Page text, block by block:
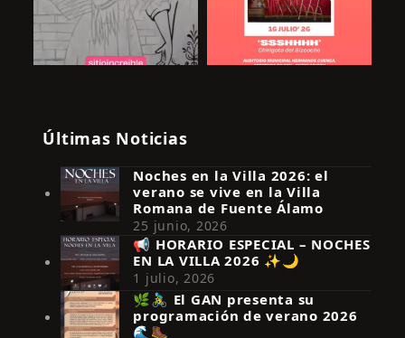
Síguenos en Instagram
Últimas Noticias
Noches en la Villa 2026: el
verano se vive en la Villa
Romana de Fuente Álamo
25 junio, 2026
📢 HORARIO ESPECIAL – NOCHES
EN LA VILLA 2026 ✨🌙
1 julio, 2026
🌿🚴‍♂️ El GAN presenta su
programación de verano 2026
🌊🥾